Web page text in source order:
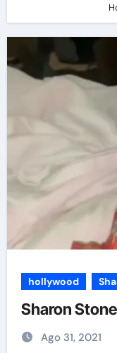
hollywood
Sharon
Ago 31, 2021